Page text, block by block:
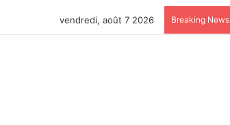
vendredi, août 7 2026 Breaking News